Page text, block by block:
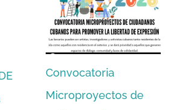
Convocatoria
Microproyectos de